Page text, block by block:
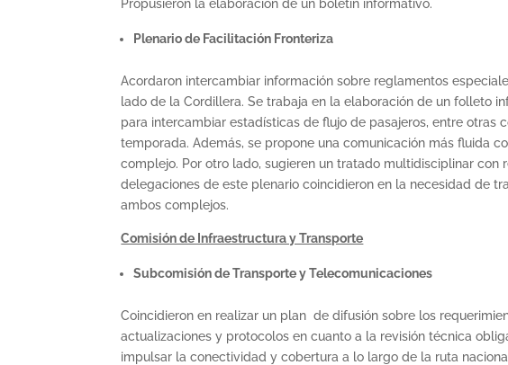
Propusieron la elaboración de un boletín informativo.
Plenario de Facilitación Fronteriza
Acordaron intercambiar información sobre reglamentos
lado de la Cordillera. Se trabaja en la elaboración de un folleto
para intercambiar estadísticas de flujo de pasajeros, entre otras
temporada. Además, se propone una comunicación más fluida
complejo. Por otro lado, sugieren un tratado multidisciplinar con
delegaciones de este plenario coincidieron en la necesidad de
ambos complejos.
Comisión de Infraestructura y Transporte
Subcomisión de Transporte y Telecomunicaciones
Coincidieron en realizar un plan de difusión sobre los
actualizaciones y protocolos en cuanto a la revisión técnica
impulsar la conectividad y cobertura a lo largo de la ruta